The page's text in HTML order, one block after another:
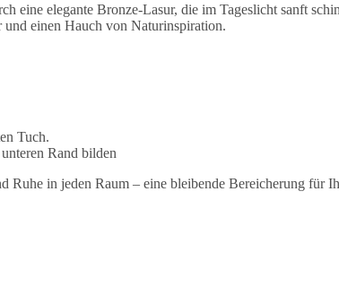
eine elegante Bronze-Lasur, die im Tageslicht sanft
und einen Hauch von Naturinspiration.
Tuch.
Rand bilden
in jeden Raum – eine bleibende Bereicherung für